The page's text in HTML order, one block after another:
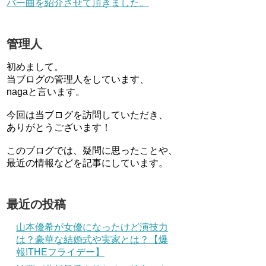
バー曲を紹介させて頂きました。
管理人
初めまして。
当ブログの管理人をしています、
nagaと言います。
今回は当ブログを訪問していただき、
ありがとうございます！
このブログでは、疑問に思ったことや、
最近の情報などを記事にしています。
最近の投稿
山本優希が女優になったけど演技力
は？豪華な結婚式や実家とは？【爆
報!THEフライデー】